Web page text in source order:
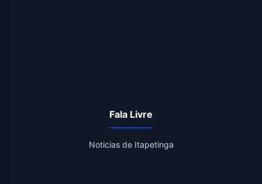
Fala Livre
Noticias de Itapetinga